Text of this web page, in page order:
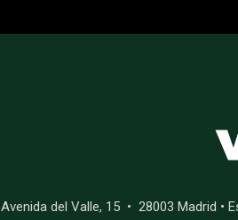
Avenida del Valle, 15 • 28003 Madrid •